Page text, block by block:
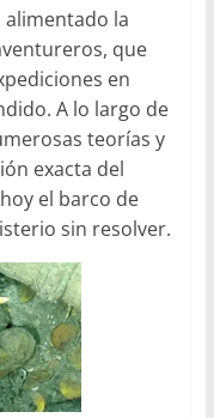
la
que
en
A lo largo de
teorías y
exacta del
el barco de
sin resolver.